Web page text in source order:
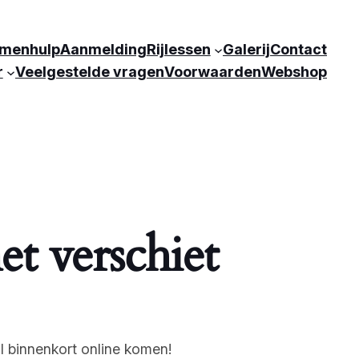
AanmeldingRijlessen GalerijContact
Veelgestelde vragenVoorwaardenWebshop
verschiet
online komen!